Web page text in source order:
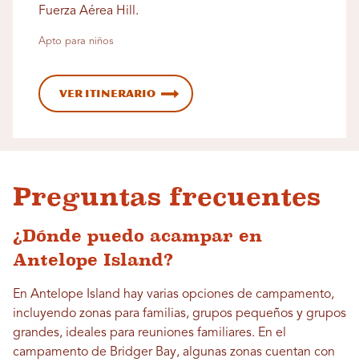
Fuerza Aérea Hill.
Apto para niños
Ver itinerario
Preguntas frecuentes
¿Dónde puedo acampar en
Antelope Island?
En Antelope Island hay varias opciones de campamento,
incluyendo zonas para familias, grupos pequeños y grupos
grandes, ideales para reuniones familiares. En el
campamento de Bridger Bay, algunas zonas cuentan con